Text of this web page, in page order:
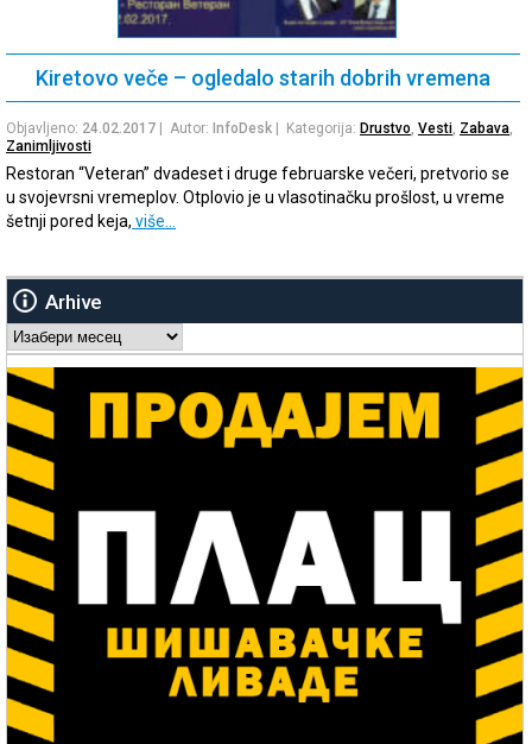
Kiretovo veče – ogledalo starih dobrih vremena
Objavljeno: 24.02.2017 | Autor: InfoDesk | Kategorija: Drustvo, Vesti, Zabava,
Zanimljivosti
Restoran “Veteran” dvadeset i druge februarske večeri, pretvorio se
u svojevrsni vremeplov. Otplovio je u vlasotinačku prošlost, u vreme
šetnji pored keja, više…
Arhive
Arhive